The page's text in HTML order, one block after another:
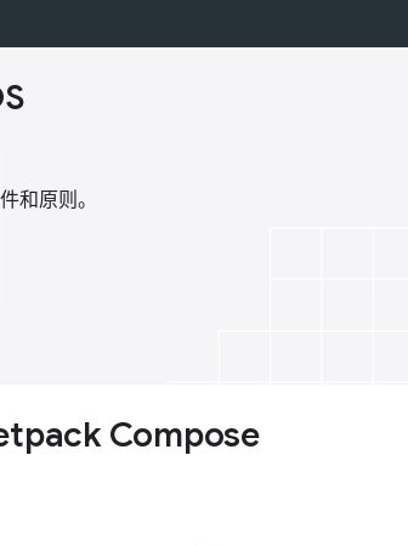
和原则。
Compose